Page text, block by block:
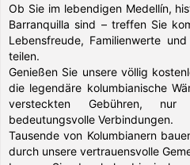
Ob Sie im lebendigen Medellín,
Barranquilla sind – treffen Sie
Lebensfreude, Familienwerte
teilen.
Genießen Sie unsere völlig
die legendäre kolumbianische
versteckten Gebühren,
bedeutungsvolle Verbindungen.
Tausende von Kolumbianern
durch unsere vertrauensvolle